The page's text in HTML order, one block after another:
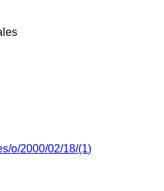
o/2000/02/18/(1)